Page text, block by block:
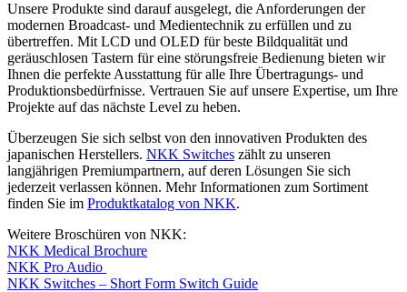
Unsere Produkte sind darauf ausgelegt, die Anforderungen der
modernen Broadcast- und Medientechnik zu erfüllen und zu
übertreffen. Mit LCD und OLED für beste Bildqualität und
geräuschlosen Tastern für eine störungsfreie Bedienung bieten wir
Ihnen die perfekte Ausstattung für alle Ihre Übertragungs- und
Produktionsbedürfnisse. Vertrauen Sie auf unsere Expertise, um Ihre
Projekte auf das nächste Level zu heben.
Überzeugen Sie sich selbst von den innovativen Produkten des
japanischen Herstellers. NKK Switches zählt zu unseren
langjährigen Premiumpartnern, auf deren Lösungen Sie sich
jederzeit verlassen können. Mehr Informationen zum Sortiment
finden Sie im Produktkatalog von NKK.
Weitere Broschüren von NKK:
NKK Medical Brochure
NKK Pro Audio
NKK Switches – Short Form Switch Guide